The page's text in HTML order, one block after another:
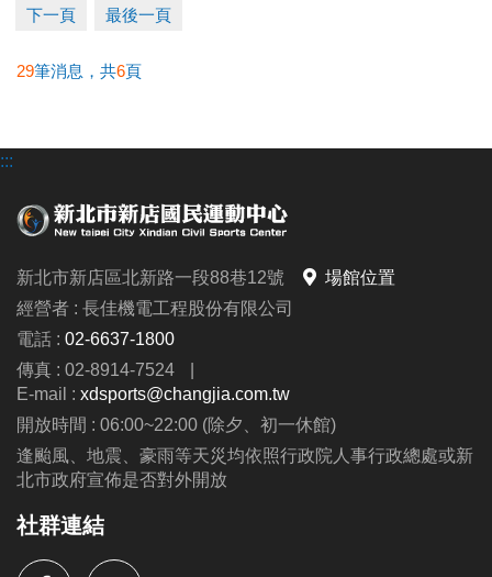
4. 場地預約每次限制1小時
5.App採線上信用卡付費
現場預約營業時間：6:00~22:00
1.僅限預約今、明兩天之場地。
不退費，亦不提供更換時段之服務。
3. 如需調降籃球框或使用排球場，請提前告知，並於
當天使用場地時，需自行手動調降或架設排球網，於
使用後請恢復原狀。
4. 敦親睦鄰優惠方案：僅提供預約今、明兩天之場
地，且須立即繳費，怒不接受線上及電話預約。
5.如有承辦比賽、活動、拍攝或私人教學等包場需
求，請提前洽詢三樓櫃台，本中心將另行報價。
公益場地：身心障礙者
下一頁 最後一頁
29筆消息，共6頁
:::
新北市新店區北新路一段88巷12號
場館位置
經營者 : 長佳機電工程股份有限公司
電話 : 02-6637-1800
傳真 : 02-8914-7524
|
E-mail : xdsports@changjia.com.tw
開放時間 : 06:00~22:00 (除夕、初一休館)
逢颱風、地震、豪雨等天災均依照行政院人事行政總處或新
北市政府宣佈是否對外開放
社群連結